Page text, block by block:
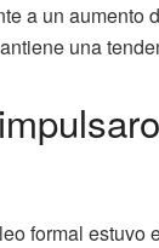
a un aumento
una
formal